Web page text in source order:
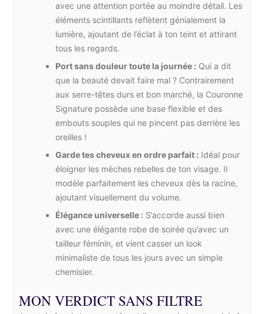
avec une attention portée au moindre détail. Les
éléments scintillants reflètent génialement la
lumière, ajoutant de l’éclat à ton teint et attirant
tous les regards.
Port sans douleur toute la journée : Qui a dit
que la beauté devait faire mal ? Contrairement
aux serre-têtes durs et bon marché, la Couronne
Signature possède une base flexible et des
embouts souples qui ne pincent pas derrière les
oreilles !
Garde tes cheveux en ordre parfait : Idéal pour
éloigner les mèches rebelles de ton visage. Il
modèle parfaitement les cheveux dès la racine,
ajoutant visuellement du volume.
Élégance universelle : S’accorde aussi bien
avec une élégante robe de soirée qu’avec un
tailleur féminin, et vient casser un look
minimaliste de tous les jours avec un simple
chemisier.
MON VERDICT SANS FILTRE